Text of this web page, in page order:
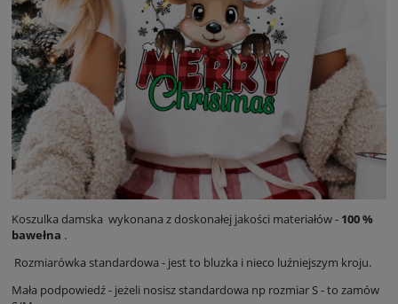
Koszulka damska wykonana z doskonałej jakości materiałów - 100 %
bawełna .
Rozmiarówka standardowa - jest to bluzka i nieco luźniejszym kroju.
Mała podpowiedź - jeżeli nosisz standardowa np rozmiar S - to zamów